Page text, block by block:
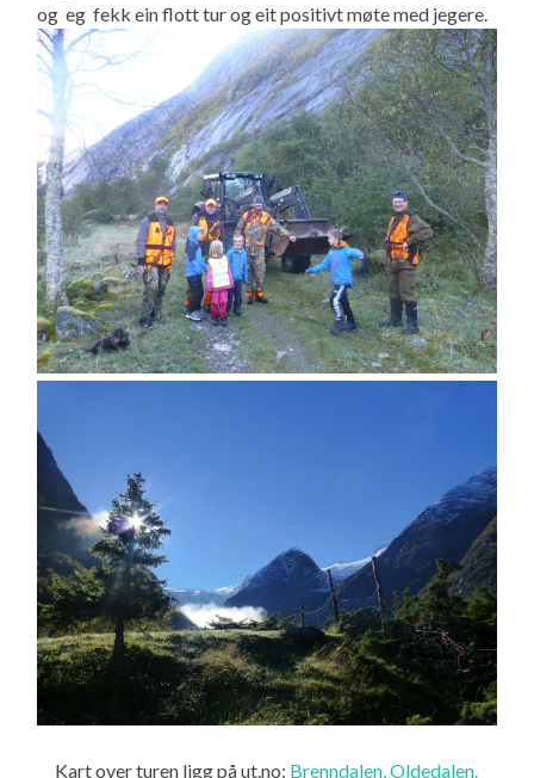
og eg fekk ein flott tur og eit positivt møte med jegere.
Kart over turen ligg på ut.no: Brenndalen, Oldedalen.